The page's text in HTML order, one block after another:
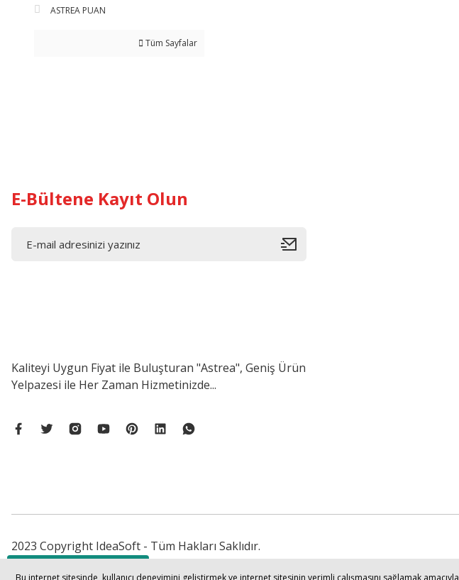
Bize Ulaşın
ASTREA PUAN
Tüm Sayfalar
E-Bültene Kayıt Olun
Kaliteyi Uygun Fiyat ile Buluşturan "Astrea", Geniş Ürün
Yelpazesi ile Her Zaman Hizmetinizde...
2023 Copyright IdeaSoft - Tüm Hakları Saklıdır.